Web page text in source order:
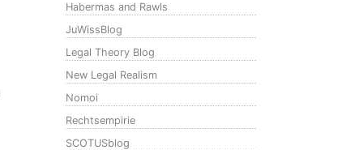
Habermas and Rawls
JuWissBlog
Legal Theory Blog
New Legal Realism
Nomoi
Rechtsempirie
SCOTUSblog